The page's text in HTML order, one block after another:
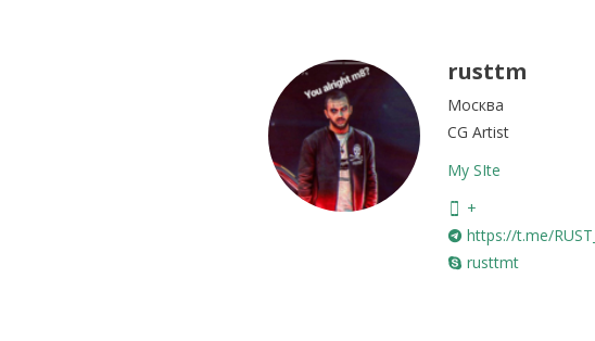
rusttm
Москва
CG Artist
My SIte
+
https://t.me/
rusttmt